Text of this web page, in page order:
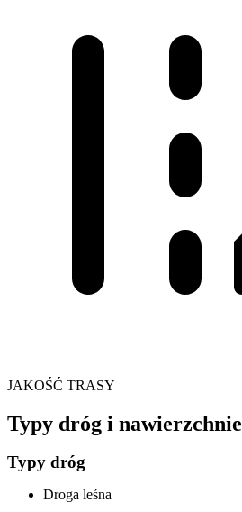
JAKOŚĆ TRASY
Typy dróg i
Typy dróg
Droga leśna